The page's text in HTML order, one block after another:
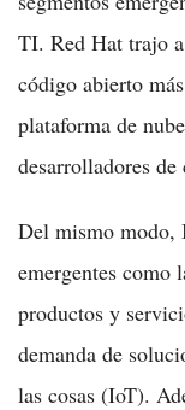
TI. Red Hat trajo
código abierto
plataforma de
desarrolladores
Del mismo modo,
emergentes como
productos y
demanda de
las cosas (IoT).